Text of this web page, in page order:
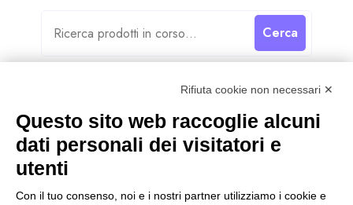
Cerca
Categorie
Categorie
Rifiuta cookie non necessari ✕
Questo sito web raccoglie alcuni
dati personali dei visitatori e
utenti
Con il tuo consenso, noi e i nostri partner utilizziamo i cookie e